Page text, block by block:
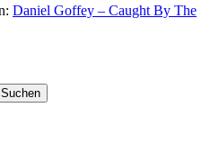
Daniel Goffey – Caught By The